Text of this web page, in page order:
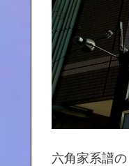
六角家系譜の